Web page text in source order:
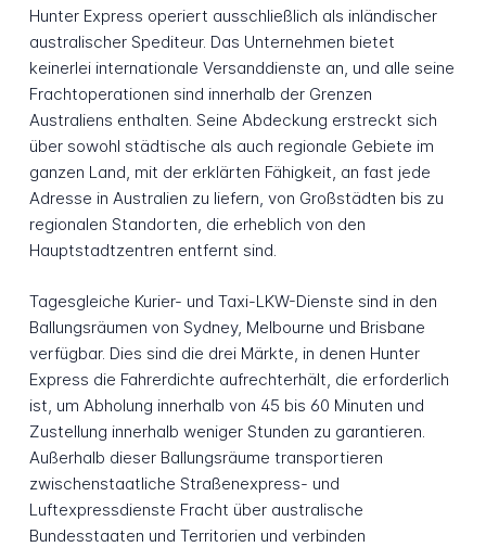
Hunter Express operiert ausschließlich als inländischer
australischer Spediteur. Das Unternehmen bietet
keinerlei internationale Versanddienste an, und alle seine
Frachtoperationen sind innerhalb der Grenzen
Australiens enthalten. Seine Abdeckung erstreckt sich
über sowohl städtische als auch regionale Gebiete im
ganzen Land, mit der erklärten Fähigkeit, an fast jede
Adresse in Australien zu liefern, von Großstädten bis zu
regionalen Standorten, die erheblich von den
Hauptstadtzentren entfernt sind.
Tagesgleiche Kurier- und Taxi-LKW-Dienste sind in den
Ballungsräumen von Sydney, Melbourne und Brisbane
verfügbar. Dies sind die drei Märkte, in denen Hunter
Express die Fahrerdichte aufrechterhält, die erforderlich
ist, um Abholung innerhalb von 45 bis 60 Minuten und
Zustellung innerhalb weniger Stunden zu garantieren.
Außerhalb dieser Ballungsräume transportieren
zwischenstaatliche Straßenexpress- und
Luftexpressdienste Fracht über australische
Bundesstaaten und Territorien und verbinden